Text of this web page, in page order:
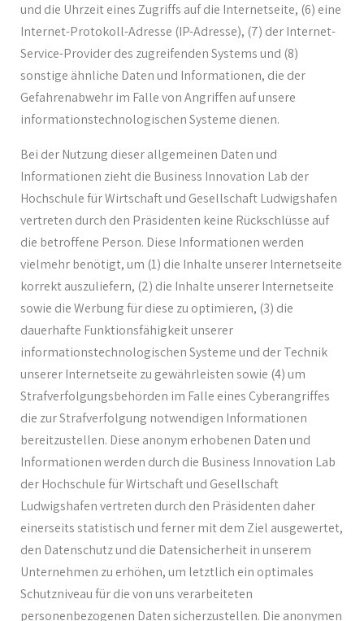
und die Uhrzeit eines Zugriffs auf die Internetseite, (6) eine
Internet-Protokoll-Adresse (IP-Adresse), (7) der Internet-
Service-Provider des zugreifenden Systems und (8)
sonstige ähnliche Daten und Informationen, die der
Gefahrenabwehr im Falle von Angriffen auf unsere
informationstechnologischen Systeme dienen.
Bei der Nutzung dieser allgemeinen Daten und
Informationen zieht die Business Innovation Lab der
Hochschule für Wirtschaft und Gesellschaft Ludwigshafen
vertreten durch den Präsidenten keine Rückschlüsse auf
die betroffene Person. Diese Informationen werden
vielmehr benötigt, um (1) die Inhalte unserer Internetseite
korrekt auszuliefern, (2) die Inhalte unserer Internetseite
sowie die Werbung für diese zu optimieren, (3) die
dauerhafte Funktionsfähigkeit unserer
informationstechnologischen Systeme und der Technik
unserer Internetseite zu gewährleisten sowie (4) um
Strafverfolgungsbehörden im Falle eines Cyberangriffes
die zur Strafverfolgung notwendigen Informationen
bereitzustellen. Diese anonym erhobenen Daten und
Informationen werden durch die Business Innovation Lab
der Hochschule für Wirtschaft und Gesellschaft
Ludwigshafen vertreten durch den Präsidenten daher
einerseits statistisch und ferner mit dem Ziel ausgewertet,
den Datenschutz und die Datensicherheit in unserem
Unternehmen zu erhöhen, um letztlich ein optimales
Schutzniveau für die von uns verarbeiteten
personenbezogenen Daten sicherzustellen. Die anonymen